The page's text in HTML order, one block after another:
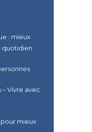
: mieux
quotidien
– Vivre avec
mieux